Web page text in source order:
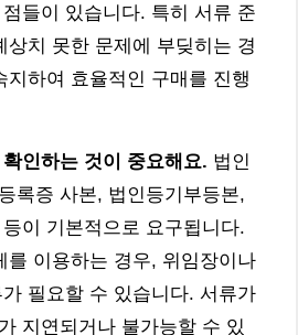
들이 있습니다. 특히 서류 준
상치 못한 문제에 부딪히는 경
지하여 효율적인 구매를 진행
인하는 것이 중요해요. 법인
록증 사본, 법인등기부등본,
이 기본적으로 요구됩니다.
를 이용하는 경우, 위임장이나
필요할 수 있습니다. 서류가
지연되거나 불가능할 수 있